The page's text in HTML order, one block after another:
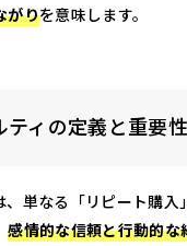
がりを意味します。
ティの定義と重要性
、単なる「リピート購入
感情的な信頼と行動的